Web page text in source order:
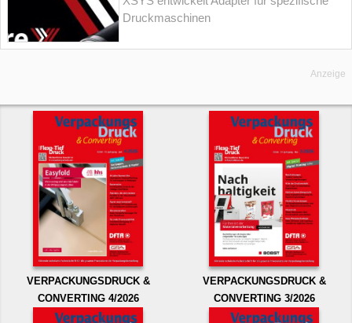
Druckmaschinen
Anzeige
VERPACKUNGSDRUCK &
CONVERTING 4/2026
VERPACKUNGSDRUCK &
CONVERTING 3/2026